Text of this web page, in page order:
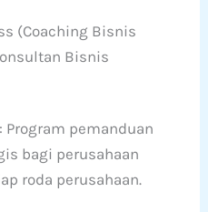
Program pemanduan
bagi perusahaan
roda perusahaan.